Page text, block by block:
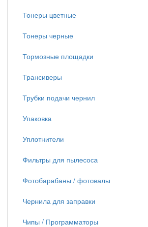
Тонеры цветные
Тонеры черные
Тормозные площадки
Трансиверы
Трубки подачи чернил
Упаковка
Уплотнители
Фильтры для пылесоса
Фотобарабаны / фотовалы
Чернила для заправки
Чипы / Программаторы